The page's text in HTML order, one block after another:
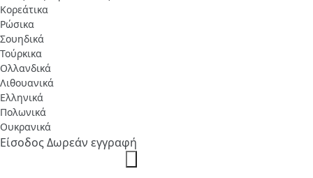
Κορεάτικα
Ρώσικα
Σουηδικά
Τούρκικα
Ολλανδικά
Λιθουανικά
Ελληνικά
Πολωνικά
Ουκρανικά
ΕίσοδοςΔωρεάν εγγραφή